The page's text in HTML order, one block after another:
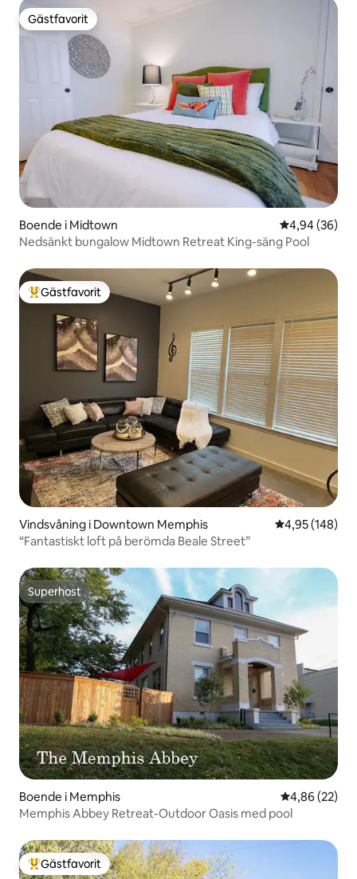
Gästfavorit
Gästfavorit
Boende i Midtown 4,94 av 5 i
4,94 (36)
Nedsänkt bungalow Midtown Retreat King-säng Pool
Populär gästfavorit
Gästfavorit
Vindsvåning i Downtown Memphis 4,95 av 5 i
4,95 (148)
“Fantastiskt loft på berömda Beale Street”
Superhost
Superhost
Boende i Memphis 4,86 av 5 i
4,86 (22)
Memphis Abbey Retreat-Outdoor Oasis med pool
Populär gästfavorit
Gästfavorit